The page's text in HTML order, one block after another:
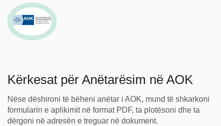
Kërkesat për Anëtarësim në AOK
Nëse dëshironi të bëheni anëtar i AOK, mund të shkarkoni
formularin e aplikimit në format PDF, ta plotësoni dhe ta
dërgoni në adresën e treguar në dokument.